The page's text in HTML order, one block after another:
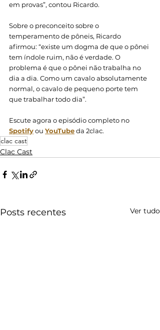
em provas”, contou Ricardo.
Sobre o preconceito sobre o
temperamento de pôneis, Ricardo
afirmou: “existe um dogma de que o pônei
tem índole ruim, não é verdade. O
problema é que o pônei não trabalha no
dia a dia. Como um cavalo absolutamente
normal, o cavalo de pequeno porte tem
que trabalhar todo dia”.
Escute agora o episódio completo no
Spotify ou YouTube da 2clac.
clac cast
Clac Cast
Posts recentes Ver tudo